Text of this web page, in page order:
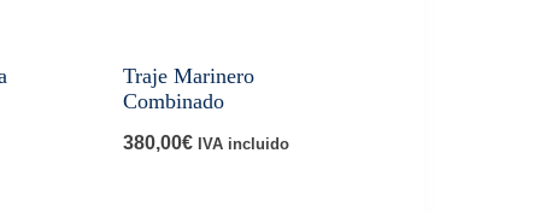
Traje Marinero
Combinado
380,00€ IVA incluido